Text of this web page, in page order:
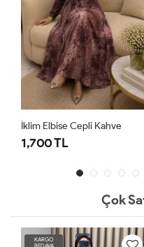
İklim Elbise Cepli Kahve
1,700 TL
Çok
KARGO
BEDAVA